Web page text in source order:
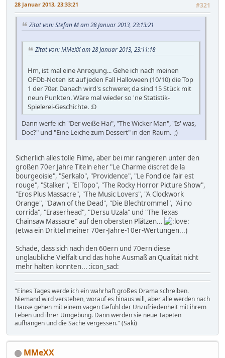
28 Januar 2013, 23:33:21 #321
Zitat von: Stefan M am 28 Januar 2013, 23:13:21
Zitat von: MMeXX am 28 Januar 2013, 23:11:18
Hm, ist mal eine Anregung... Gehe ich nach meinen
OFDb-Noten ist auf jeden Fall Halloween (10/10) die Top
1 der 70er. Danach wird's schwerer, da sind 15 Stück mit
neun Punkten. Wäre mal wieder so 'ne Statistik-
Spielerei-Geschichte. :D
Dann werfe ich "Der weiße Hai", "The Wicker Man", "Is' was,
Doc?" und "Eine Leiche zum Dessert" in den Raum. ;)
Sicherlich alles tolle Filme, aber bei mir rangieren unter den
großen 70er Jahre Titeln eher "Le Charme discret de la
bourgeoisie", "Serkalo", "Providence", "Le Fond de l'air est
rouge", "Stalker", "El Topo", "The Rocky Horror Picture Show",
"Eros Plus Massacre", "The Music Lovers", "A Clockwork
Orange", "Dawn of the Dead", "Die Blechtrommel", "Ai no
corrida", "Eraserhead", "Dersu Uzala" und "The Texas
Chainsaw Massacre" auf den obersten Plätzen...
(etwa ein Drittel meiner 70er-Jahre-10er-Wertungen...)
Schade, dass sich nach den 60ern und 70ern diese
unglaubliche Vielfalt und das hohe Ausmaß an Qualität nicht
mehr halten konnten... :icon_sad:
"Eines Tages werde ich ein wahrhaft großes Drama schreiben.
Niemand wird verstehen, worauf es hinaus will, aber alle werden nach
Hause gehen mit einem vagen Gefühl der Unzufriedenheit mit ihrem
Leben und ihrer Umgebung. Dann werden sie neue Tapeten
aufhängen und die Sache vergessen." (Saki)
MMeXX